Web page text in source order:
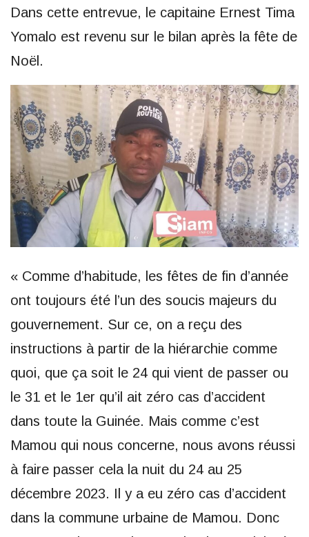
Dans cette entrevue, le capitaine Ernest Tima
Yomalo est revenu sur le bilan après la fête de
Noël.
« Comme d’habitude, les fêtes de fin d’année
ont toujours été l’un des soucis majeurs du
gouvernement. Sur ce, on a reçu des
instructions à partir de la hiérarchie comme
quoi, que ça soit le 24 qui vient de passer ou
le 31 et le 1er qu’il ait zéro cas d’accident
dans toute la Guinée. Mais comme c’est
Mamou qui nous concerne, nous avons réussi
à faire passer cela la nuit du 24 au 25
décembre 2023. Il y a eu zéro cas d’accident
dans la commune urbaine de Mamou. Donc